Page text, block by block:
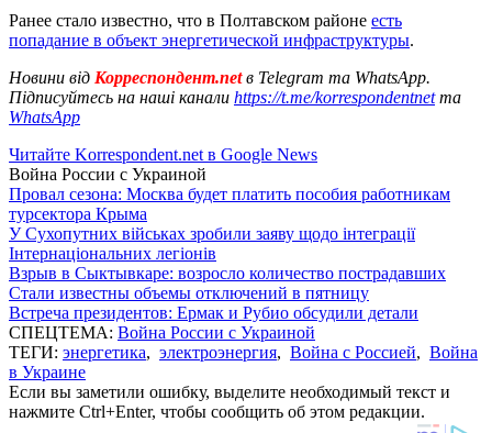
Ранее стало известно, что в Полтавском районе есть
попадание в объект энергетической инфраструктуры.
Новини від Корреспондент.netв Telegram та WhatsApp.
Підписуйтесь на наші канали https://t.me/korrespondentnetта
WhatsApp
Читайте Korrespondent.net в Google News
Война России с Украиной
Провал сезона: Москва будет платить пособия работникам
турсектора Крыма
У Сухопутних військах зробили заяву щодо інтеграції
Інтернаціональних легіонів
Взрыв в Сыктывкаре: возросло количество пострадавших
Стали известны объемы отключений в пятницу
Встреча президентов: Ермак и Рубио обсудили детали
СПЕЦТЕМА: Война России с Украиной
ТЕГИ: энергетика, электроэнергия, Война с Россией, Война
в Украине
Если вы заметили ошибку, выделите необходимый текст и
нажмите Ctrl+Enter, чтобы сообщить об этом редакции.